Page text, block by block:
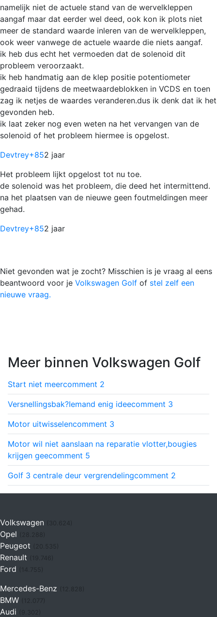
namelijk niet de actuele stand van de wervelkleppen
aangaf maar dat eerder wel deed, ook kon ik plots niet
meer de standard waarde inleren van de wervelkleppen,
ook weer vanwege de actuele waarde die niets aangaf.
ik heb dus echt het vermoeden dat de solenoid dit
probleem veroorzaakt.
ik heb handmatig aan de klep positie potentiometer
gedraaid tijdens de meetwaardeblokken in VCDS en toen
zag ik netjes de waardes veranderen.dus ik denk dat ik het
gevonden heb.
ik laat zeker nog even weten na het vervangen van de
solenoid of het probleem hiermee is opgelost.
Devtrey+852 jaar
Het probleem lijkt opgelost tot nu toe.
de solenoid was het probleem, die deed het intermittend.
na het plaatsen van de nieuwe geen foutmeldingen meer
gehad.
Devtrey+852 jaar
Niet gevonden wat je zocht? Misschien is je vraag al eens
beantwoord voor je Volkswagen Golf of stel zelf een
nieuwe vraag.
Meer binnen Volkswagen Golf
Start niet meercomment 2
Versnellingsbak?Iemand enig ideecomment 3
Motor uitwisselencomment 3
Motor wil niet aanslaan na reparatie vlotter,bougies
krijgen geecomment 5
Golf 3 centrale deur vergrendelingcomment 2
Volkswagen (30.624)
Opel
Peugeot
Renault (19.746)
Ford (14.755)
Mercedes-Benz
BMW
Audi